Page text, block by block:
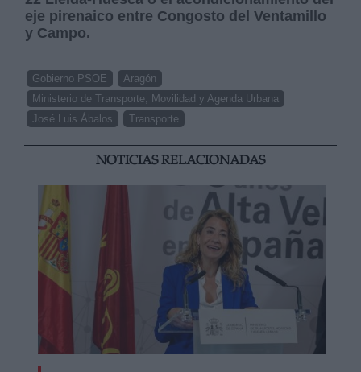
eje pirenaico entre Congosto del Ventamillo
y Campo.
Gobierno PSOE
Aragón
Ministerio de Transporte, Movilidad y Agenda Urbana
José Luis Ábalos
Transporte
NOTICIAS RELACIONADAS